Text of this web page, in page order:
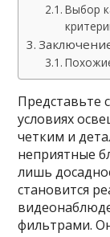
Выбор
Представьте
условиях
четким и
неприятные
лишь
становится
фильтрами.